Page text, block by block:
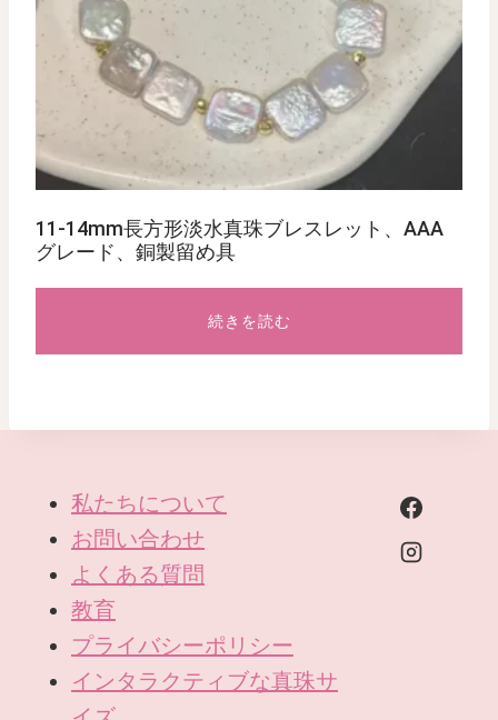
11-14mm長方形淡水真珠ブレスレット、AAA
グレード、銅製留め具
続きを読む
私たちについて
お問い合わせ
よくある質問
教育
プライバシーポリシー
インタラクティブな真珠サ